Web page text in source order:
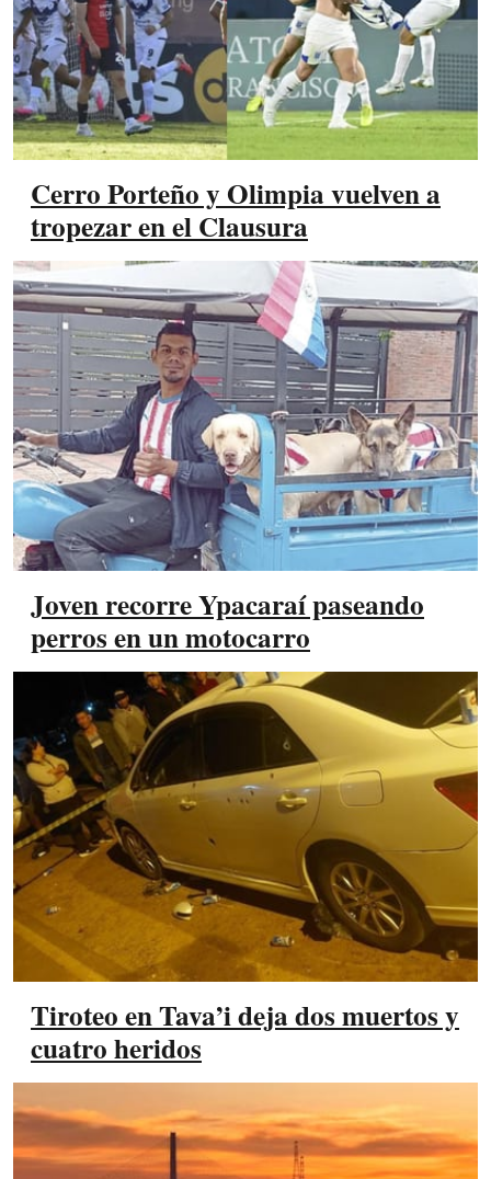
Cerro Porteño y Olimpia vuelven a
tropezar en el Clausura
Joven recorre Ypacaraí paseando
perros en un motocarro
Tiroteo en Tava’i deja dos muertos y
cuatro heridos